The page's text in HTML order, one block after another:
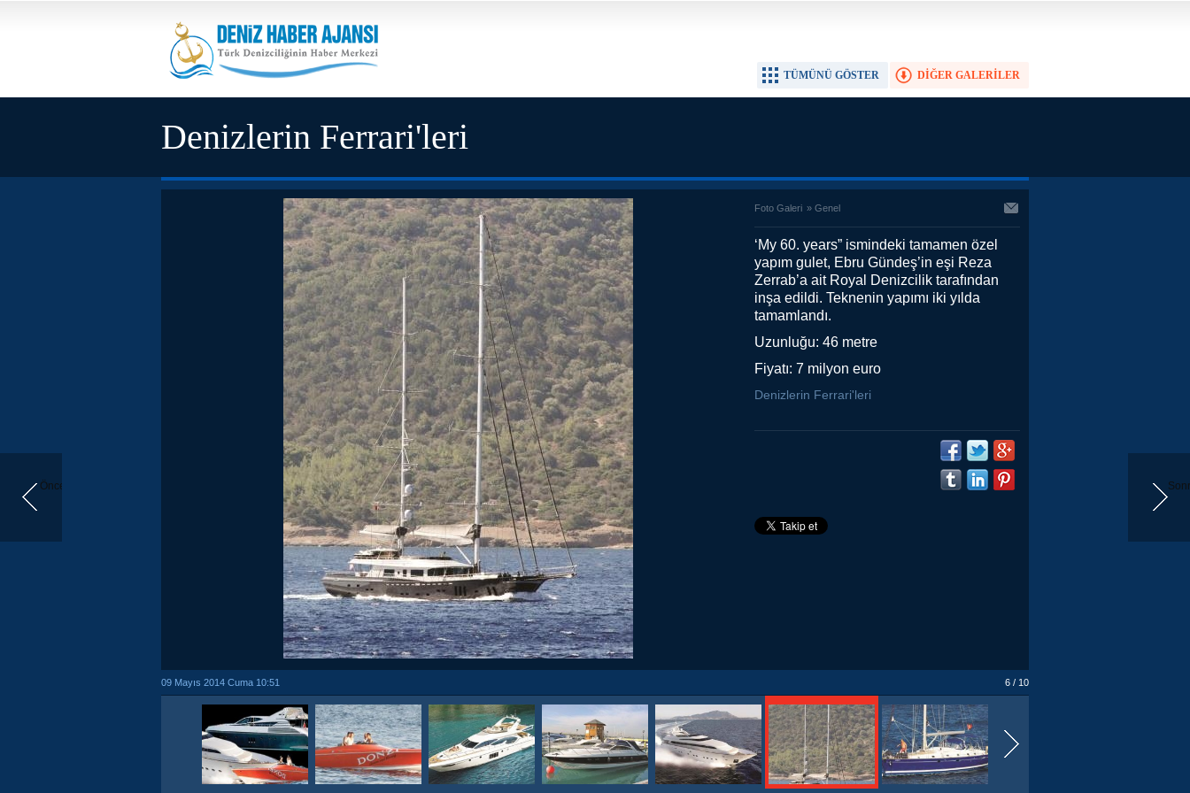
Önceki
DİĞER GALERİLER
TÜMÜNÜ GÖSTER
Denizlerin Ferrari'leri
Foto Galeri » Genel
‘My 60. years” ismindeki tamamen özel
yapım gulet, Ebru Gündeş’in eşi Reza
Zerrab’a ait Royal Denizcilik tarafından
inşa edildi. Teknenin yapımı iki yılda
tamamlandı.
Uzunluğu: 46 metre
Fiyatı: 7 milyon euro
Denizlerin Ferrari'leri
09 Mayıs 2014 Cuma 10:51 6 / 10